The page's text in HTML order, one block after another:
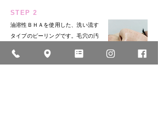
STEP 2
油溶性ＢＨＡを使用した、洗い流す
タイプのピーリングです。毛穴の汚
ア、毛穴引き締め効果が期待できま